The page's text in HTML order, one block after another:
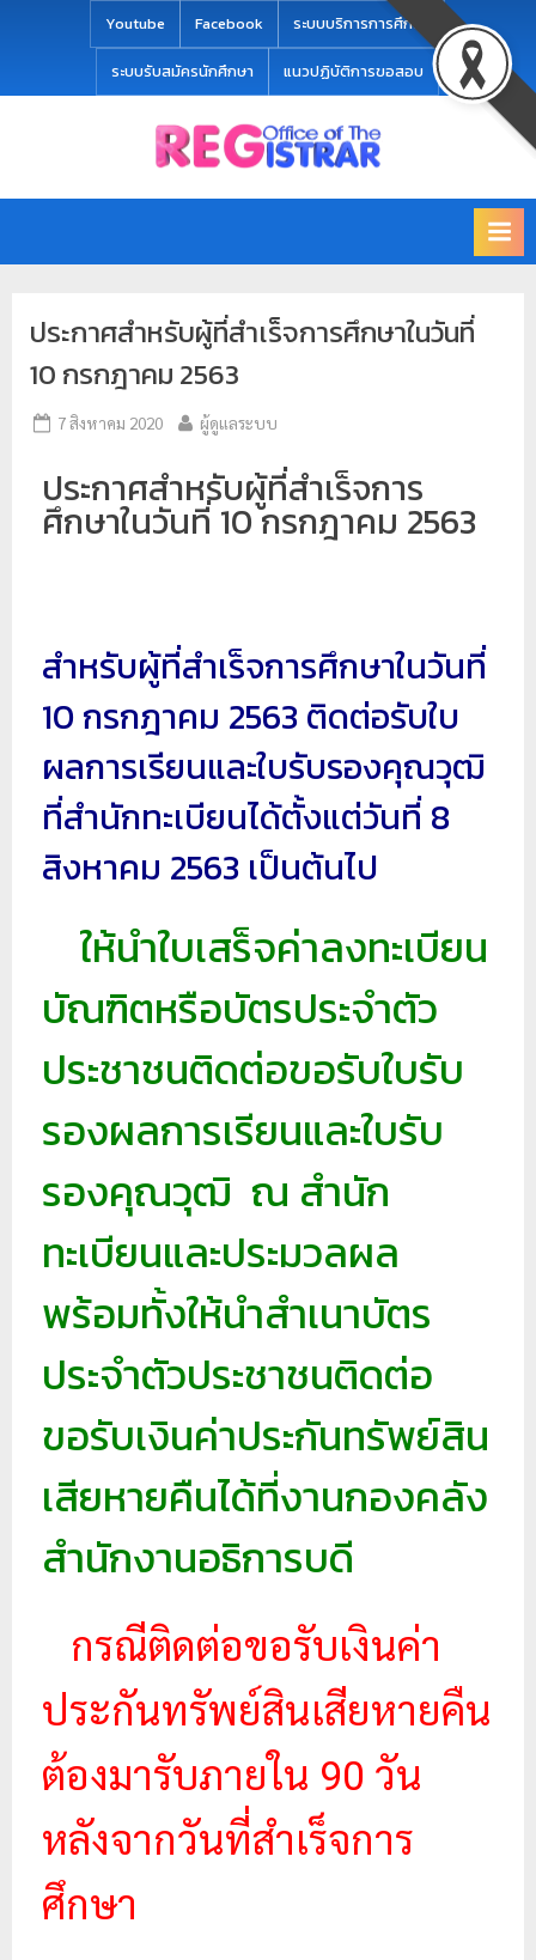
Youtube Facebook ระบบบริการการศึกษา
ระบบรับสมัครนักศึกษา แนวปฏิบัติการขอสอบ
นั
ท
เ
ล
ะ
ม
ล
ผ
ม
วิ
ท
ย
ลั
ร
ช
ฏ
เ
ชี
ย
ใ
ม่
the
University
ประกาศสำหรับผู้ที่สำเร็จการศึกษาในวันที่
10 กรกฎาคม 2563
7 สิงหาคม 2020 ผู้ดูแลระบบ
ประกาศสำหรับผู้ที่สำเร็จการ
ศึกษาในวันที่ 10 กรกฎาคม 2563
สำหรับผู้ที่สำเร็จการศึกษาในวันที่
10 กรกฎาคม 2563 ติดต่อรับใบ
ผลการเรียนและใบรับรองคุณวุฒิ
ที่สำนักทะเบียนได้ตั้งแต่วันที่ 8
สิงหาคม 2563 เป็นต้นไป​
ให้นำใบเสร็จค่าลงทะเบียน
บัณฑิตหรือบัตรประจำตัว
ประชาชนติดต่อขอรับใบรับ
รองผลการเรียนและใบรับ
รองคุณวุฒิ ณ สำนัก
ทะเบียนและประมวลผล
พร้อมทั้งให้นำสำเนาบัตร
ประจำตัวประชาชนติดต่อ
ขอรับเงินค่าประกันทรัพย์สิน
เสียหายคืนได้ที่งานกองคลัง
สำนักงานอธิการบดี
กรณีติดต่อขอรับเงินค่า
ประกันทรัพย์สินเสียหายคืน
ต้องมารับภายใน 90 วัน
หลังจากวันที่สำเร็จการ
ศึกษา
modal-check